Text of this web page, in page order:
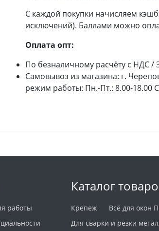
С каждой покупки начисляем
исключений). Баллами можно
Оплата опт:
По безналичному расчёту с НДС /
Самовывоз из магазина: г.
режим работы: Пн.-Пт.: 8.00-18.00
работы
Каталог
Крепеж Всё для окон
Для сварки и резки